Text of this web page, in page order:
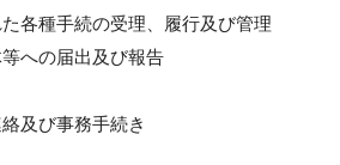
各種手続の受理、履行及び管理
への届出及び報告
及び事務手続き